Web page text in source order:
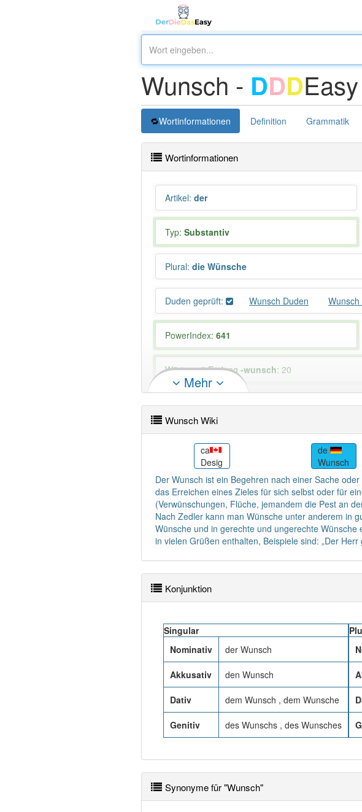
Wunsch - DDDEasy
Wortinformationen Definition Grammatik
Wortinformationen
Artikel: der
Typ: Substantiv
Plural: die Wünsche
Duden geprüft: Wunsch Duden
PowerIndex: 641
Wörter mit Endung -wunsch: 20
89% unserer Spielapp-Nutzer haben den Artikel
Mehr
Wunsch Wiki
ca
Desig
de
Wunsch
Der Wunsch ist ein Begehren nach einer Sache
das Erreichen eines Zieles für sich selbst oder für
(Verwünschungen, Flüche, jemandem die Pest an
Nach Zedler kann man Wünsche unter anderem in
Wünsche und in gerechte und ungerechte
in vielen Grüßen enthalten, Beispiele sind: „Der
Konjunktion
Singular
Nominativ
der Wunsch
Akkusativ den Wunsch
Dativ dem Wunsch , dem Wunsche
Genitiv des Wunschs , des Wunsches
Synonyme für "Wunsch"